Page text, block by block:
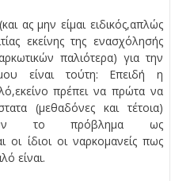
ας μην είμαι ειδικός,απλώς
εκείνης της ενασχόλησής
παλιότερα) για την
είναι τούτη: Επειδή η
πρέπει να πρώτα να
(μεθαδόνες και τέτοια)
το πρόβλημα ως
οι ίδιοι οι ναρκομανείς πως
είναι.